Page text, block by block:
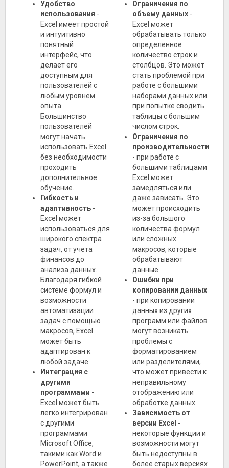
Удобство
использования -
Excel имеет простой
и интуитивно
понятный
интерфейс, что
делает его
доступным для
пользователей с
любым уровнем
опыта.
Большинство
пользователей
могут начать
использовать Excel
без необходимости
проходить
дополнительное
обучение.
Гибкость и
адаптивность -
Excel может
использоваться для
широкого спектра
задач, от учета
финансов до
анализа данных.
Благодаря гибкой
системе формул и
возможности
автоматизации
задач с помощью
макросов, Excel
может быть
адаптирован к
любой задаче.
Интеграция с
другими
программами -
Excel может быть
легко интегрирован
с другими
программами
Microsoft Office,
такими как Word и
PowerPoint, а также
Ограничения по
объему данных -
Excel может
обрабатывать только
определенное
количество строк и
столбцов. Это может
стать проблемой при
работе с большими
наборами данных или
при попытке сводить
таблицы с большим
числом строк.
Ограничения по
производительности
- при работе с
большими таблицами
Excel может
замедляться или
даже зависать. Это
может происходить
из-за большого
количества формул
или сложных
макросов, которые
обрабатывают
данные.
Ошибки при
копировании данных
- при копировании
данных из других
программ или файлов
могут возникать
проблемы с
форматированием
или разделителями,
что может привести к
неправильному
отображению или
обработке данных.
Зависимость от
версии Excel -
некоторые функции и
возможности могут
быть недоступны в
более старых версиях